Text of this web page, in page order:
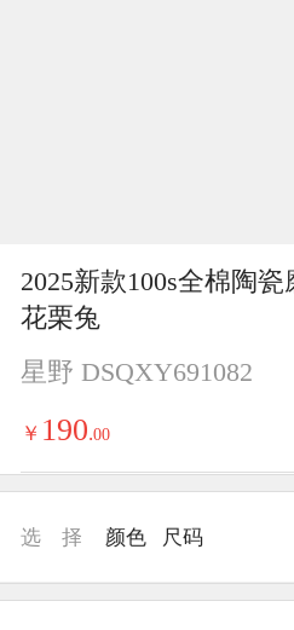
2025新款100s全棉陶
花栗兔
星野 DSQXY691082
￥ 190.00
选 择 颜色 尺码